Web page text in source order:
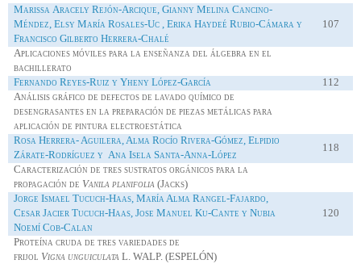
Marissa Aracely Rejón-Arcique,Gianny MelinaCancino-
Méndez, Elsy María Rosales-Uc , ErikaHaydeé Rubio-Cámara y
Francisco Gilberto Herrera-Chalé
107
Aplicaciones móviles para la enseñanza del álgebra en el
bachillerato
Fernando Reyes-Ruiz yYheny López-García
112
Análisis gráfico de defectos de lavado químico de
desengrasantes en la preparación de piezas metálicas para
aplicación de pintura electroestática
Rosa Herrera- Aguilera, Alma Rocío Rivera-Gómez, Elpidio
Zárate-Rodríguez y Ana Isela Santa-Anna-López
118
Caracterización de tres sustratos orgánicos para la
propagación de Vanila planifolia (Jacks)
Jorge IsmaelTucuch-Haas, María Alma Rangel-Fajardo,
CesarJacier Tucuch-Haas,Jose ManuelKu-Cante y Nubia
NoemíCob-Calan
120
Proteína cruda de tres variedades de
frijol Vigna unguiculata L.WALP. (ESPELÓN)